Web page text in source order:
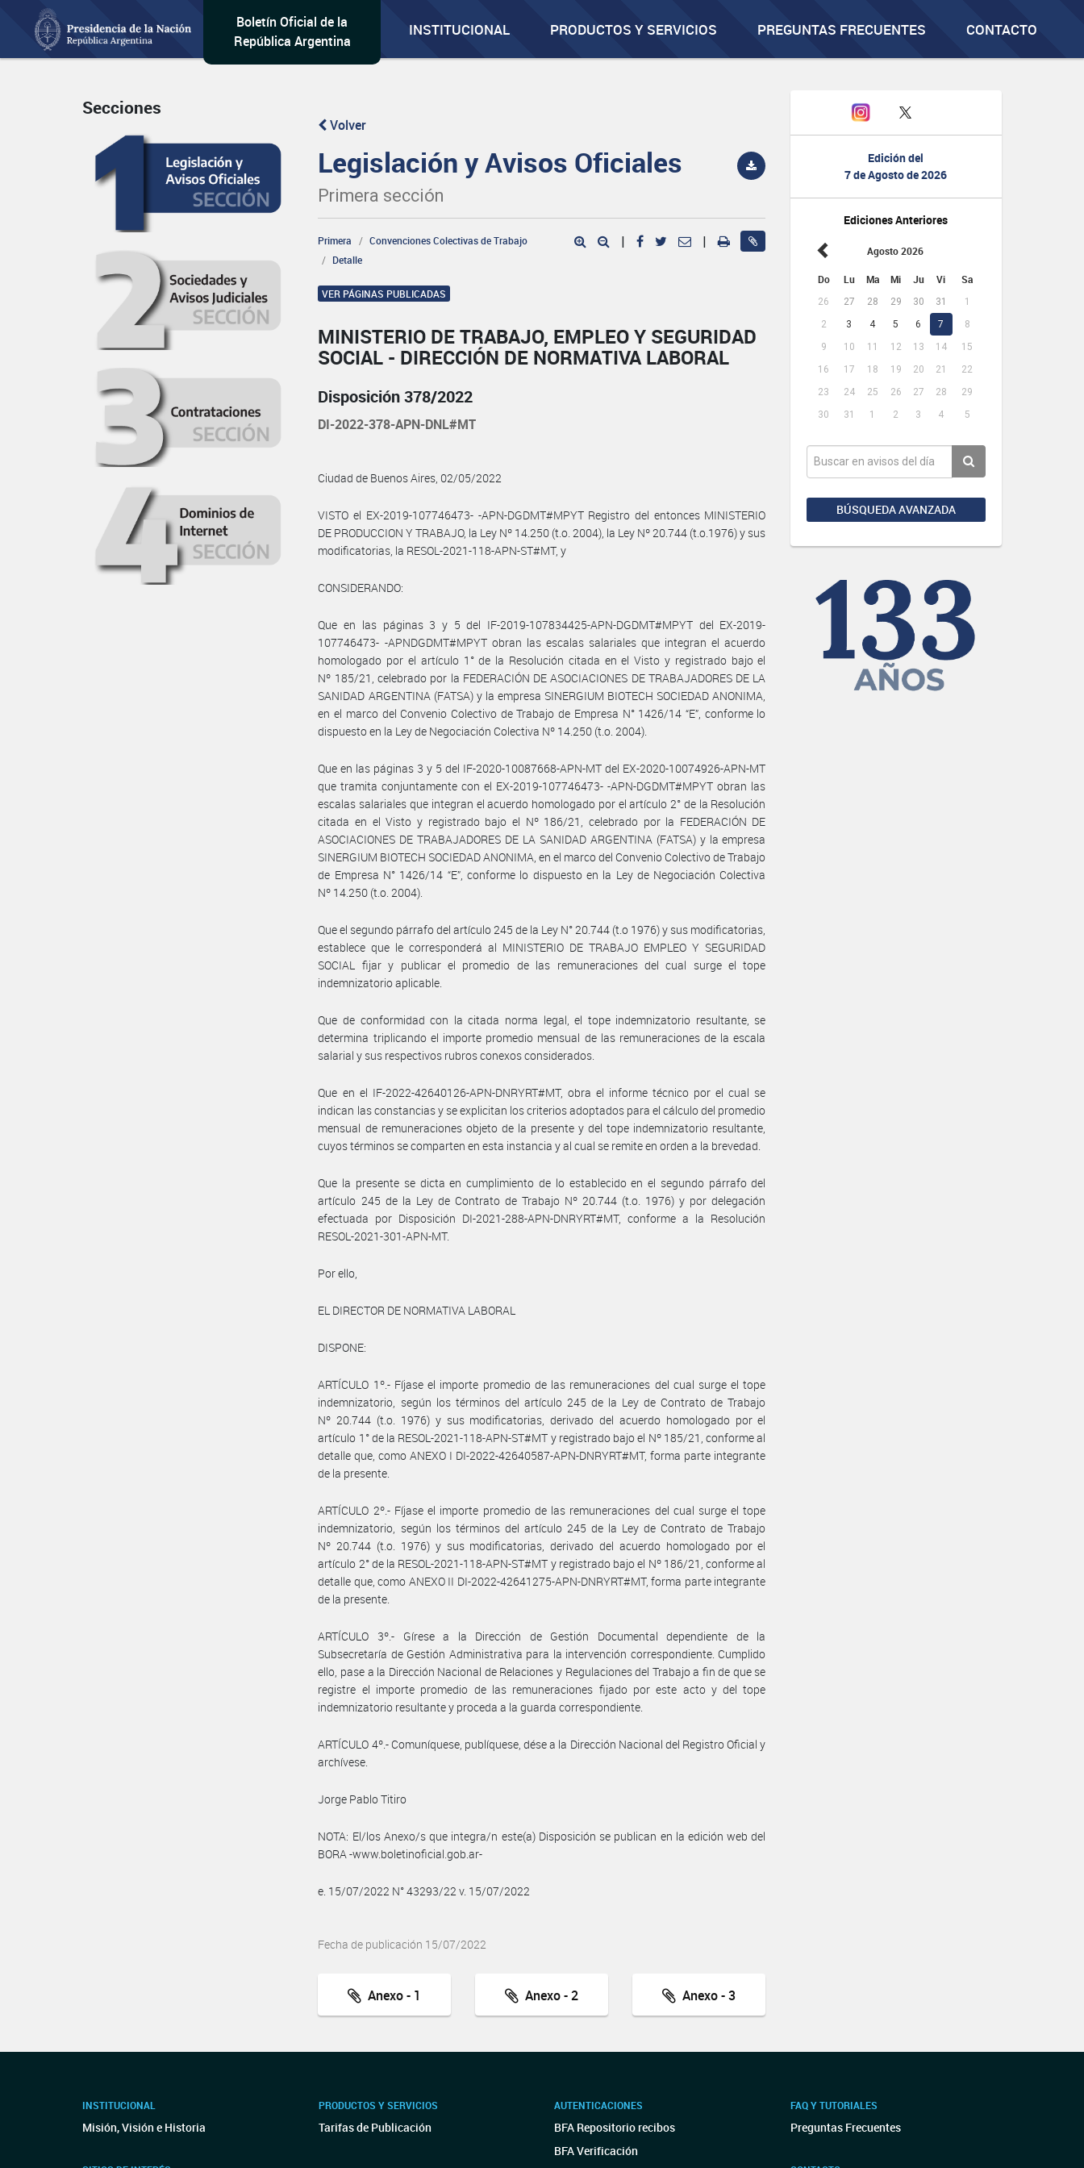
Boletín Oficial de la
República Argentina
INSTITUCIONAL PRODUCTOS Y SERVICIOS PREGUNTAS FRECUENTES CONTACTO
Edición del
7 de Agosto de 2026
Ediciones Anteriores
Agosto 2026
Do Lu Ma Mi Ju Vi Sa
26 27 28 29 30 31
1
2
3 4 5 6 7
8
9
10 11 12 13 14
15
16
17 18 19 20 21
22
23
24 25 26 27 28
29
30
31 1 2 3 4 5
BÚSQUEDA AVANZADA
Secciones
Volver
Legislación y Avisos Oficiales
Primera sección
Primera
Convenciones Colectivas de Trabajo
Detalle
| |
VER PÁGINAS PUBLICADAS
MINISTERIO DE TRABAJO, EMPLEO Y SEGURIDAD
SOCIAL - DIRECCIÓN DE NORMATIVA LABORAL
Disposición 378/2022
DI-2022-378-APN-DNL#MT
Ciudad de Buenos Aires, 02/05/2022
VISTO el EX-2019-107746473- -APN-DGDMT#MPYT Registro del entonces MINISTERIO
DE PRODUCCION Y TRABAJO, la Ley Nº 14.250 (t.o. 2004), la Ley Nº 20.744 (t.o.1976) y sus
modificatorias, la RESOL-2021-118-APN-ST#MT, y
CONSIDERANDO:
Que en las páginas 3 y 5 del IF-2019-107834425-APN-DGDMT#MPYT del EX-2019-
107746473- -APNDGDMT#MPYT obran las escalas salariales que integran el acuerdo
homologado por el artículo 1° de la Resolución citada en el Visto y registrado bajo el
Nº 185/21, celebrado por la FEDERACIÓN DE ASOCIACIONES DE TRABAJADORES DE LA
SANIDAD ARGENTINA (FATSA) y la empresa SINERGIUM BIOTECH SOCIEDAD ANONIMA,
en el marco del Convenio Colectivo de Trabajo de Empresa N° 1426/14 “E”, conforme lo
dispuesto en la Ley de Negociación Colectiva Nº 14.250 (t.o. 2004).
Que en las páginas 3 y 5 del IF-2020-10087668-APN-MT del EX-2020-10074926-APN-MT
que tramita conjuntamente con el EX-2019-107746473- -APN-DGDMT#MPYT obran las
escalas salariales que integran el acuerdo homologado por el artículo 2° de la Resolución
citada en el Visto y registrado bajo el Nº 186/21, celebrado por la FEDERACIÓN DE
ASOCIACIONES DE TRABAJADORES DE LA SANIDAD ARGENTINA (FATSA) y la empresa
SINERGIUM BIOTECH SOCIEDAD ANONIMA, en el marco del Convenio Colectivo de Trabajo
de Empresa N° 1426/14 “E”, conforme lo dispuesto en la Ley de Negociación Colectiva
Nº 14.250 (t.o. 2004).
Que el segundo párrafo del artículo 245 de la Ley N° 20.744 (t.o 1976) y sus modificatorias,
establece que le corresponderá al MINISTERIO DE TRABAJO EMPLEO Y SEGURIDAD
SOCIAL fijar y publicar el promedio de las remuneraciones del cual surge el tope
indemnizatorio aplicable.
Que de conformidad con la citada norma legal, el tope indemnizatorio resultante, se
determina triplicando el importe promedio mensual de las remuneraciones de la escala
salarial y sus respectivos rubros conexos considerados.
Que en el IF-2022-42640126-APN-DNRYRT#MT, obra el informe técnico por el cual se
indican las constancias y se explicitan los criterios adoptados para el cálculo del promedio
mensual de remuneraciones objeto de la presente y del tope indemnizatorio resultante,
cuyos términos se comparten en esta instancia y al cual se remite en orden a la brevedad.
Que la presente se dicta en cumplimiento de lo establecido en el segundo párrafo del
artículo 245 de la Ley de Contrato de Trabajo Nº 20.744 (t.o. 1976) y por delegación
efectuada por Disposición DI-2021-288-APN-DNRYRT#MT, conforme a la Resolución
RESOL-2021-301-APN-MT.
Por ello,
EL DIRECTOR DE NORMATIVA LABORAL
DISPONE:
ARTÍCULO 1º.- Fíjase el importe promedio de las remuneraciones del cual surge el tope
indemnizatorio, según los términos del artículo 245 de la Ley de Contrato de Trabajo
Nº 20.744 (t.o. 1976) y sus modificatorias, derivado del acuerdo homologado por el
artículo 1° de la RESOL-2021-118-APN-ST#MT y registrado bajo el Nº 185/21, conforme al
detalle que, como ANEXO I DI-2022-42640587-APN-DNRYRT#MT, forma parte integrante
de la presente.
ARTÍCULO 2º.- Fíjase el importe promedio de las remuneraciones del cual surge el tope
indemnizatorio, según los términos del artículo 245 de la Ley de Contrato de Trabajo
Nº 20.744 (t.o. 1976) y sus modificatorias, derivado del acuerdo homologado por el
artículo 2° de la RESOL-2021-118-APN-ST#MT y registrado bajo el Nº 186/21, conforme al
detalle que, como ANEXO II DI-2022-42641275-APN-DNRYRT#MT, forma parte integrante
de la presente.
ARTÍCULO 3º.- Gírese a la Dirección de Gestión Documental dependiente de la
Subsecretaría de Gestión Administrativa para la intervención correspondiente. Cumplido
ello, pase a la Dirección Nacional de Relaciones y Regulaciones del Trabajo a fin de que se
registre el importe promedio de las remuneraciones fijado por este acto y del tope
indemnizatorio resultante y proceda a la guarda correspondiente.
ARTÍCULO 4º.- Comuníquese, publíquese, dése a la Dirección Nacional del Registro Oficial y
archívese.
Jorge Pablo Titiro
NOTA: El/los Anexo/s que integra/n este(a) Disposición se publican en la edición web del
BORA -www.boletinoficial.gob.ar-
e. 15/07/2022 N° 43293/22 v. 15/07/2022
Fecha de publicación 15/07/2022
Anexo - 1 Anexo - 2 Anexo - 3
INSTITUCIONAL
Misión, Visión e Historia
PRODUCTOS Y SERVICIOS
Tarifas de Publicación
AUTENTICACIONES
BFA Repositorio recibos
BFA Verificación
FAQ Y TUTORIALES
Preguntas Frecuentes